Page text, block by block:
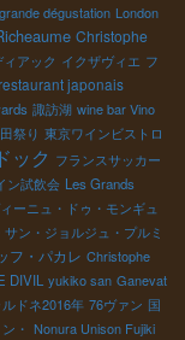
dégustation London
Christophe
ィアック イクザヴィエ フ
japonais
諏訪湖 wine bar Vino
祭り 東京ワインビストロ
ック フランスサッカー
ン試飲会 Les Grands
ーニュ・ドゥ・モンギュ
サン・ジョルジュ・プルミ
フ・パカレ Christophe
DIVIL yukiko san Ganevat
ドネ2016年 76ヴァン 国
・ Nonura Unison Fujiki